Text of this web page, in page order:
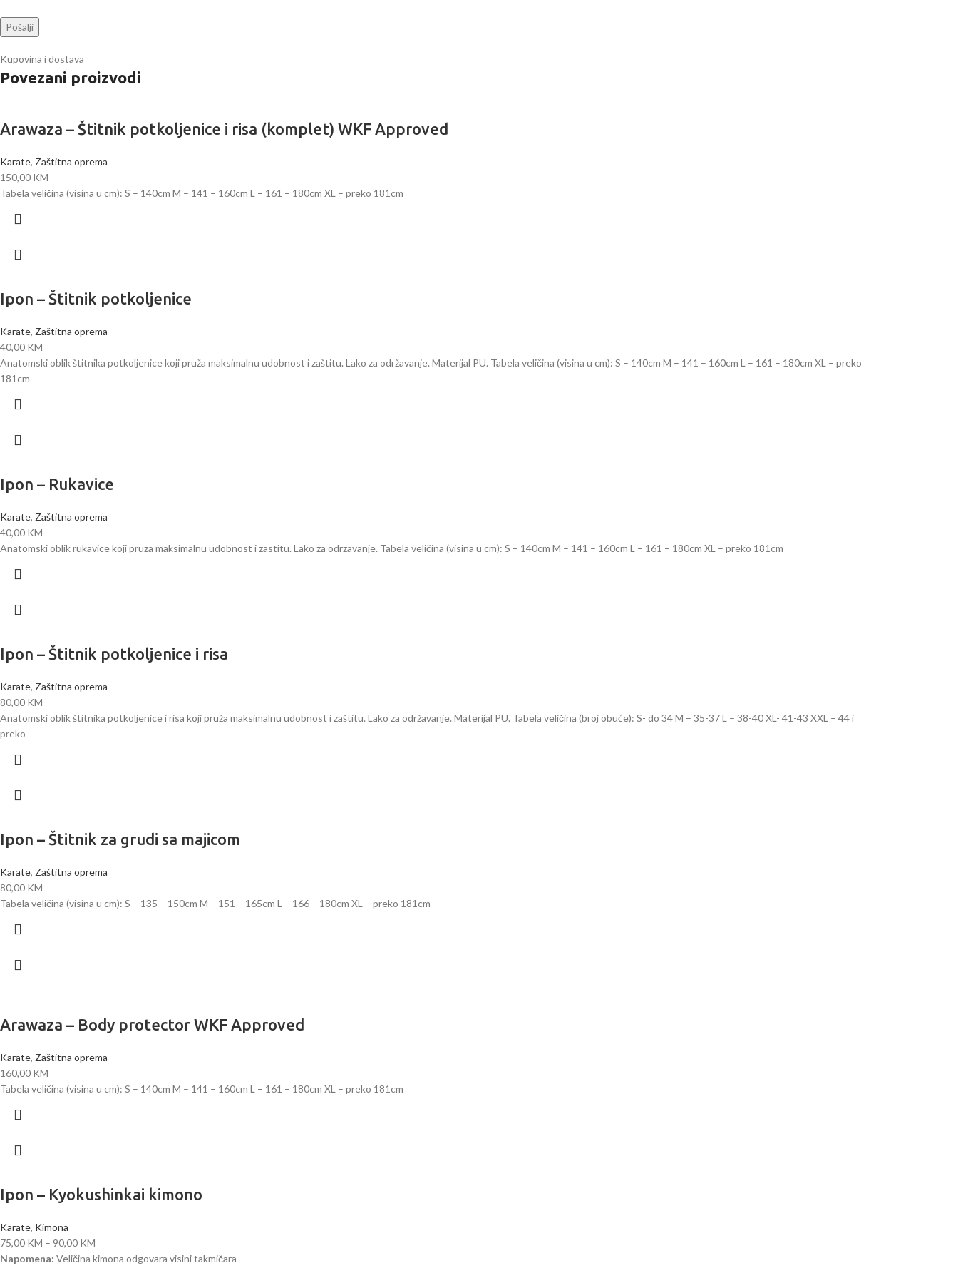
Kupovina i dostava
Povezani proizvodi
Arawaza – Štitnik potkoljenice i risa (komplet) WKF Approved
Karate, Zaštitna oprema
150,00 KM
Tabela veličina (visina u cm): S – 140cm M – 141 – 160cm L – 161 – 180cm XL – preko 181cm
Ipon – Štitnik potkoljenice
Karate, Zaštitna oprema
40,00 KM
Anatomski oblik štitnika potkoljenice koji pruža maksimalnu udobnost i zaštitu. Lako za održavanje. Materijal PU. Tabela veličina (visina u cm): S – 140cm M – 141 – 160cm L – 161 – 180cm XL – preko
181cm
Ipon – Rukavice
Karate, Zaštitna oprema
40,00 KM
Anatomski oblik rukavice koji pruza maksimalnu udobnost i zastitu. Lako za odrzavanje. Tabela veličina (visina u cm): S – 140cm M – 141 – 160cm L – 161 – 180cm XL – preko 181cm
Ipon – Štitnik potkoljenice i risa
Karate, Zaštitna oprema
80,00 KM
Anatomski oblik štitnika potkoljenice i risa koji pruža maksimalnu udobnost i zaštitu. Lako za održavanje. Materijal PU. Tabela veličina (broj obuće): S- do 34 M – 35-37 L – 38-40 XL- 41-43 XXL – 44 i
preko
Ipon – Štitnik za grudi sa majicom
Karate, Zaštitna oprema
80,00 KM
Tabela veličina (visina u cm): S – 135 – 150cm M – 151 – 165cm L – 166 – 180cm XL – preko 181cm
Arawaza – Body protector WKF Approved
Karate, Zaštitna oprema
160,00 KM
Tabela veličina (visina u cm): S – 140cm M – 141 – 160cm L – 161 – 180cm XL – preko 181cm
Ipon – Kyokushinkai kimono
Karate, Kimona
75,00 KM – 90,00 KM
Napomena: Veličina kimona odgovara visini takmičara